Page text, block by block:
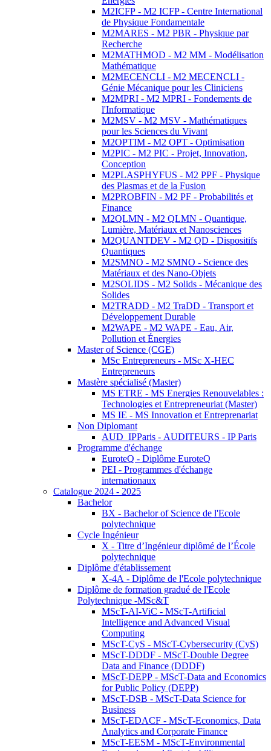
M2ICFP - M2 ICFP - Centre International
de Physique Fondamentale
M2MARES - M2 PBR - Physique par
Recherche
M2MATHMOD - M2 MM - Modélisation
Mathématique
M2MECENCLI - M2 MECENCLI -
Génie Mécanique pour les Cliniciens
M2MPRI - M2 MPRI - Fondements de
l'Informatique
M2MSV - M2 MSV - Mathématiques
pour les Sciences du Vivant
M2OPTIM - M2 OPT - Optimisation
M2PIC - M2 PIC - Projet, Innovation,
Conception
M2PLASPHYFUS - M2 PPF - Physique
des Plasmas et de la Fusion
M2PROBFIN - M2 PF - Probabilités et
Finance
M2QLMN - M2 QLMN - Quantique,
Lumière, Matériaux et Nanosciences
M2QUANTDEV - M2 QD - Dispositifs
Quantiques
M2SMNO - M2 SMNO - Science des
Matériaux et des Nano-Objets
M2SOLIDS - M2 Solids - Mécanique des
Solides
M2TRADD - M2 TraDD - Transport et
Développement Durable
M2WAPE - M2 WAPE - Eau, Air,
Pollution et Énergies
Master of Science (CGE)
MSc Entrepreneurs - MSc X-HEC
Entrepreneurs
Mastère spécialisé (Master)
MS ETRE - MS Energies Renouvelables :
Technologies et Entrepreneuriat (Master)
MS IE - MS Innovation et Entreprenariat
Non Diplomant
AUD_IPParis - AUDITEURS - IP Paris
Programme d'échange
EuroteQ - Diplôme EuroteQ
PEI - Programmes d'échange
internationaux
Catalogue 2024 - 2025
Bachelor
BX - Bachelor of Science de l'Ecole
polytechnique
Cycle Ingénieur
X - Titre d’Ingénieur diplômé de l’École
polytechnique
Diplôme d'établissement
X-4A - Diplôme de l'Ecole polytechnique
Diplôme de formation gradué de l'Ecole
Polytechnique -MSc&T
MScT-AI-ViC - MScT-Artificial
Intelligence and Advanced Visual
Computing
MScT-CyS - MScT-Cybersecurity (CyS)
MScT-DDDF - MScT-Double Degree
Data and Finance (DDDF)
MScT-DEPP - MScT-Data and Economics
for Public Policy (DEPP)
MScT-DSB - MScT-Data Science for
Business
MScT-EDACF - MScT-Economics, Data
Analytics and Corporate Finance
MScT-EESM - MScT-Environmental